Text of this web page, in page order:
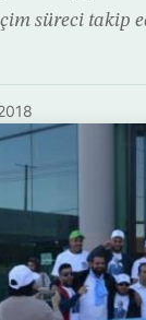
süreci takip